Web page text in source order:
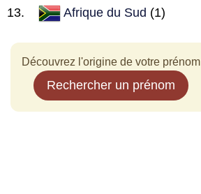
Afrique du Sud (1)
Découvrez l'origine de votre prénom
Rechercher un prénom